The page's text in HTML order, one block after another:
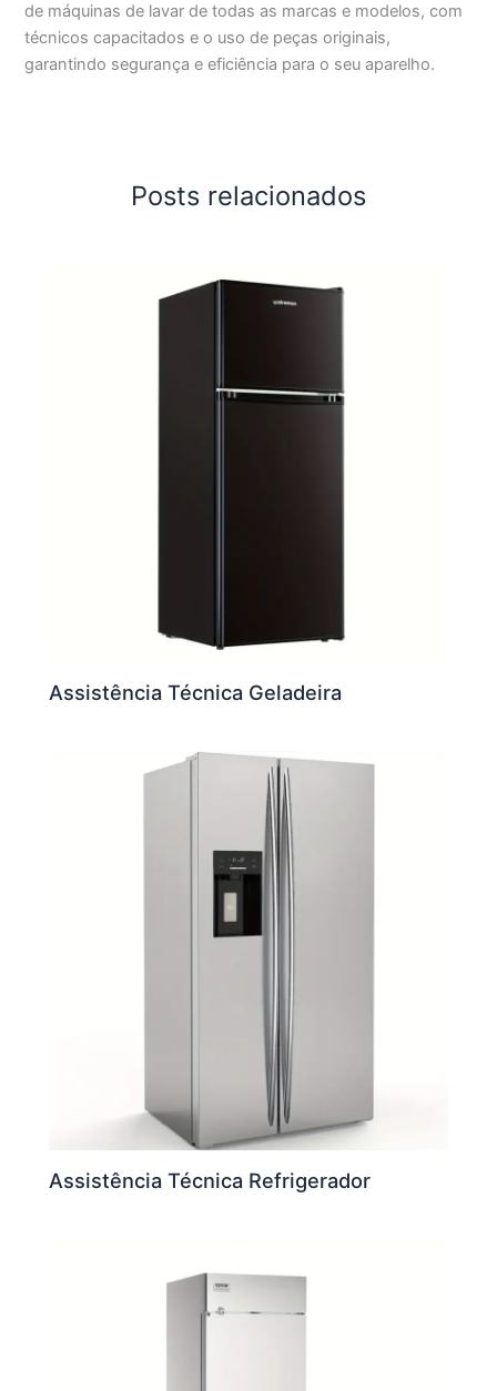
de máquinas de lavar de todas as marcas e modelos, com
técnicos capacitados e o uso de peças originais,
garantindo segurança e eficiência para o seu aparelho.
Posts relacionados
Assistência Técnica Geladeira
Assistência Técnica Refrigerador